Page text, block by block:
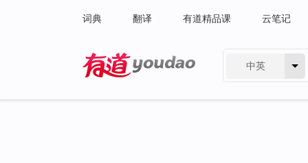
词典 翻译 有道精品课 云笔记
中英